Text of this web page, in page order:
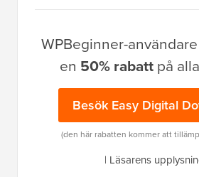
WPBeginner-
en 50% rabatt på
Besök Easy Digital
(den här rabatten kommer att
| Läsarens